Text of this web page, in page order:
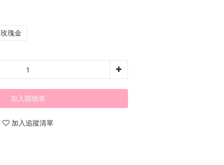
玫瑰金
加入購物車
加入追蹤清單